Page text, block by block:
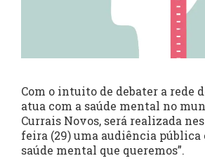
Com o intuito de debater a rede
atua com a saúde mental no
Currais Novos, será realizada
feira (29) uma audiência pública
saúde mental que queremos”.